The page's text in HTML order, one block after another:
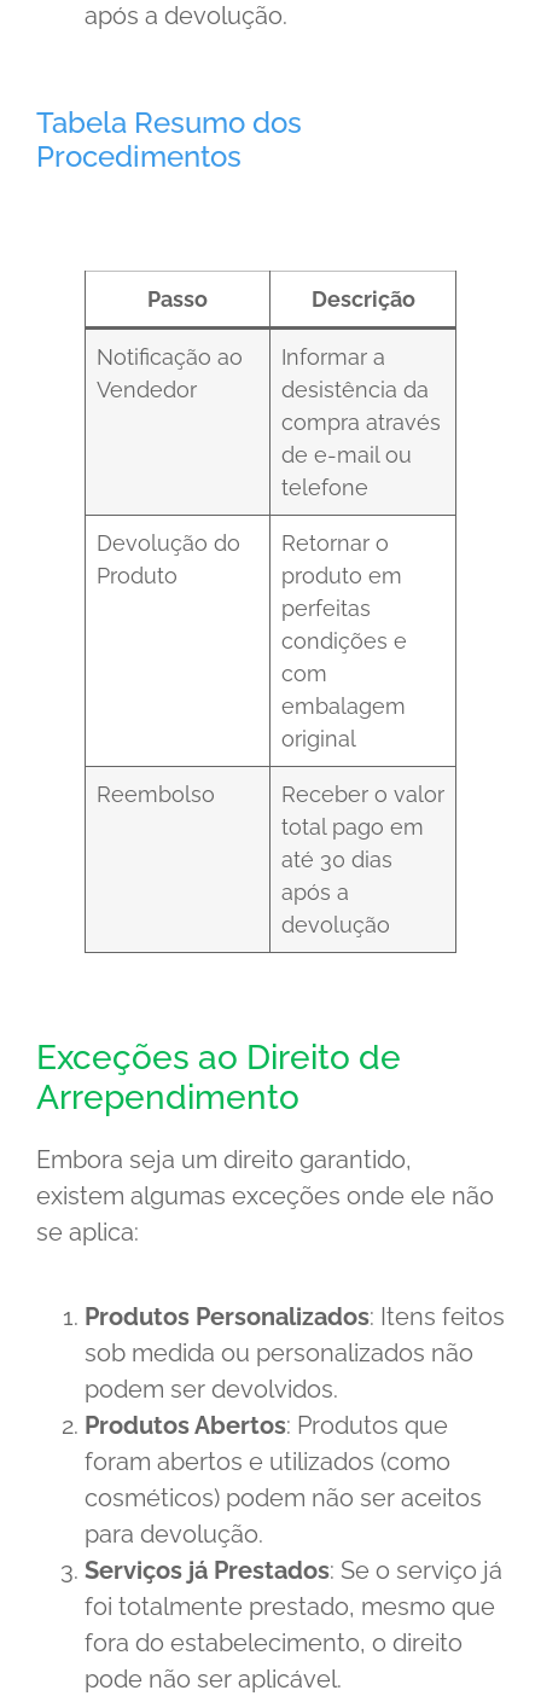
após a devolução.
Tabela Resumo dos
Procedimentos
Passo Descrição
Notificação ao
Vendedor
Informar a
desistência da
compra através
de e-mail ou
telefone
Devolução do
Produto
Retornar o
produto em
perfeitas
condições e
com
embalagem
original
Reembolso
Receber o valor
total pago em
até 30 dias
após a
devolução
Exceções ao Direito de
Arrependimento
Embora seja um direito garantido,
existem algumas exceções onde ele não
se aplica:
Produtos Personalizados: Itens feitos
sob medida ou personalizados não
podem ser devolvidos.
Produtos Abertos: Produtos que
foram abertos e utilizados (como
cosméticos) podem não ser aceitos
para devolução.
Serviços já Prestados: Se o serviço já
foi totalmente prestado, mesmo que
fora do estabelecimento, o direito
pode não ser aplicável.